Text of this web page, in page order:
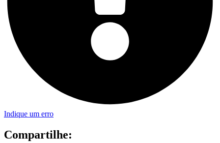
Indique um erro
Compartilhe: